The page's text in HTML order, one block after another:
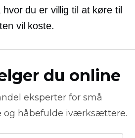
du er villig til at køre til
vil koste.
du online
eksperter for små
og håbefulde iværksættere.